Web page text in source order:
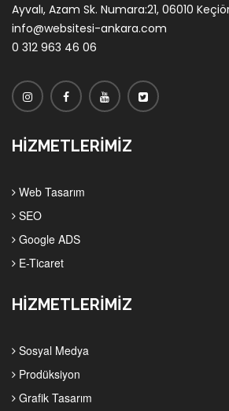
Ayvalı, Azam Sk. Numara:21, 06010
info@websitesi-ankara.com
0 312 963 46 06
HİZMETLERİMİZ
Web Tasarım
SEO
Google ADS
E-Ticaret
HİZMETLERİMİZ
Sosyal Medya
Prodüksiyon
Grafik Tasarım